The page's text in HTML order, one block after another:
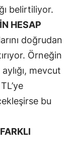
Van
Zonguldak
Aksaray
Bayburt
belirtiliyor.
HESAP
doğrudan
Örneğin
mevcut
bu